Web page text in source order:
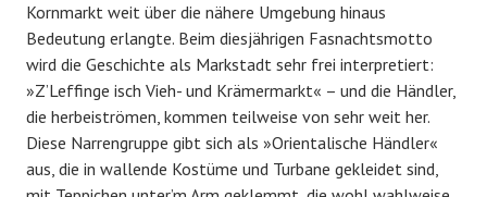
Kornmarkt weit über die nähere Umgebung hinaus
Bedeutung erlangte. Beim diesjährigen Fasnachtsmotto
wird die Geschichte als Markstadt sehr frei interpretiert:
»Z’Leffinge isch Vieh- und Krämermarkt« – und die Händler,
die herbeiströmen, kommen teilweise von sehr weit her.
Diese Narrengruppe gibt sich als »Orientalische Händler«
aus, die in wallende Kostüme und Turbane gekleidet sind,